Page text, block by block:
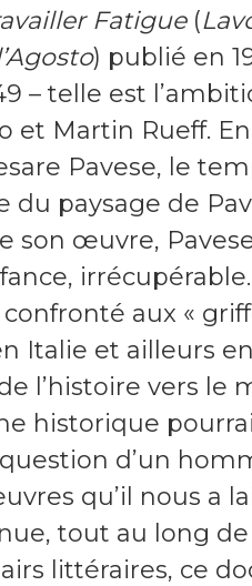
Fatigue (
) publié en
– telle est
et Martin Rueff.
Pavese, le
paysage de
œuvre,
aux «
Italie et ailleurs
l’histoire vers le
historique
question d’un
qu’il nous a
tout au long de
littéraires, ce